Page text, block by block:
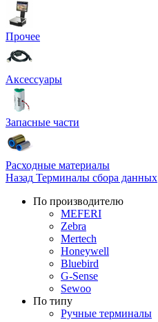
Прочее
Аксессуары
Запасные части
Расходные материалы
Назад Терминалы сбора данных
По производителю
MEFERI
Zebra
Mertech
Honeywell
Bluebird
G-Sense
Sewoo
По типу
Ручные терминалы